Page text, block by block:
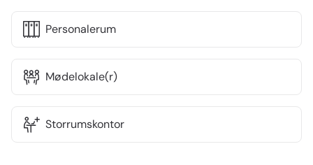
Personalerum
Mødelokale(r)
Storrumskontor